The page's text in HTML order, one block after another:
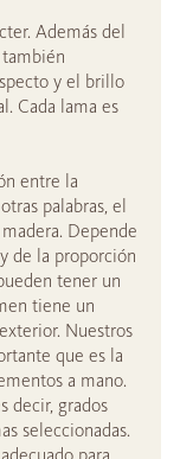
Además del
y el brillo
Cada lama es
entre la
palabras, el
Depende
de la proporción
tener un
tiene un
Nuestros
que es la
a mano.
decir, grados
seleccionadas.